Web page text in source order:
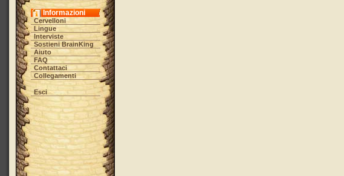
Informazioni
Cervelloni
Lingue
Interviste
Sostieni BrainKing
Aiuto
FAQ
Contattaci
Collegamenti
Esci